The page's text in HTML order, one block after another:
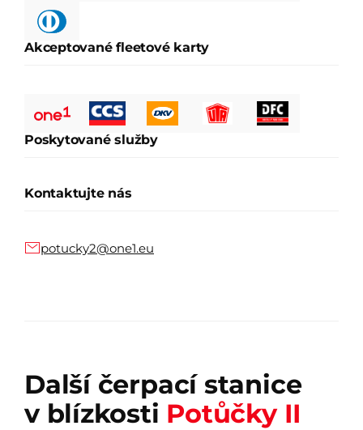
Akceptované fleetové karty
Poskytované služby
Kontaktujte nás
potucky2@one1.eu
Další čerpací stanice
v blízkosti Potůčky II